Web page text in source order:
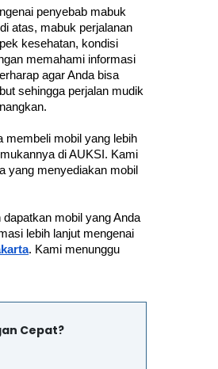
penyebab mabuk
atas, mabuk perjalanan
kesehatan, kondisi
memahami informasi
agar Anda bisa
sehingga perjalan mudik
membeli mobil yang lebih
di AUKSI. Kami
yang menyediakan mobil
mobil yang Anda
lebih lanjut mengenai
. Kami menunggu
Cepat?